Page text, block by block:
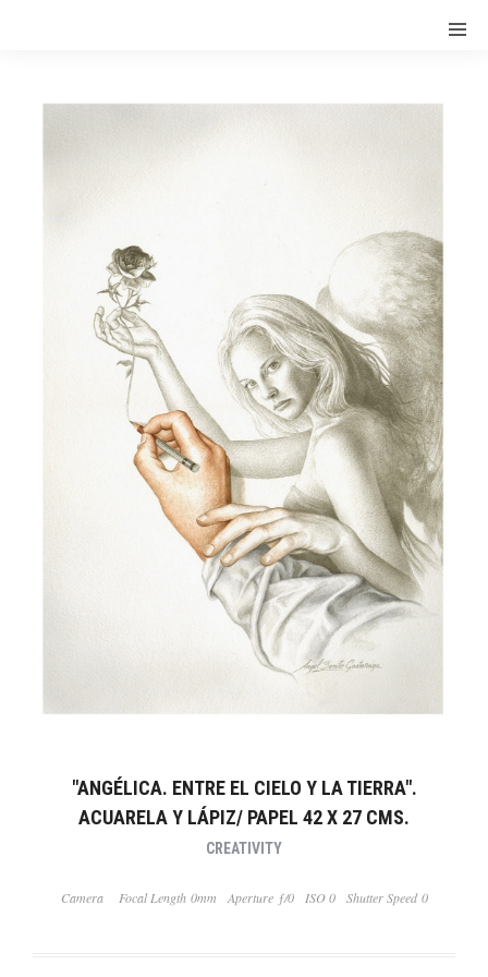
"ANGÉLICA. ENTRE EL CIELO Y LA TIERRA".
ACUARELA Y LÁPIZ/ PAPEL 42 X 27 CMS.
CREATIVITY
Camera Focal Length 0mm Aperture ƒ/0 ISO 0 Shutter Speed 0